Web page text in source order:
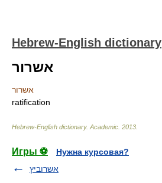
Hebrew-English dictionary
אשרור
אשרור
ratification
Hebrew-English dictionary. Academic 2013
Игры ⚽
Нужна курсовая?
אשרוביץ